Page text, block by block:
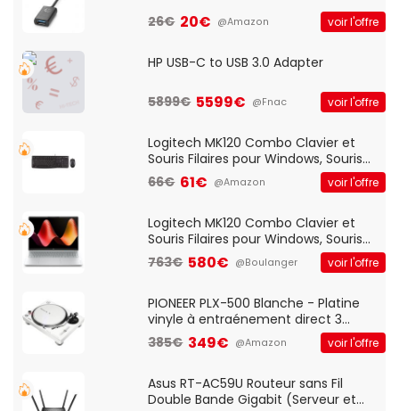
26€ 20€ @Amazon voir l'offre
HP USB-C to USB 3.0 Adapter
5899€ 5599€ @Fnac voir l'offre
Logitech MK120 Combo Clavier et
Souris Filaires pour Windows, Souris
Optique Filaire, Connexion USB Plug
And Play, Confortable, Taille
QWERTY UK - Noir
66€ 61€ @Amazon voir l'offre
Logitech MK120 Combo Clavier et
Souris Filaires pour Windows, Souris
Optique Filaire, Connexion USB Plug
And Play, Confortable, Taille
QWERTY UK - Noir
763€ 580€ @Boulanger voir l'offre
PIONEER PLX-500 Blanche - Platine
vinyle à entraénement direct 3
vitesses (33-45-78 trs/min) avec
pre-ampli intégré et port USB
385€ 349€ @Amazon voir l'offre
Asus RT-AC59U Routeur sans Fil
Double Bande Gigabit (Serveur et